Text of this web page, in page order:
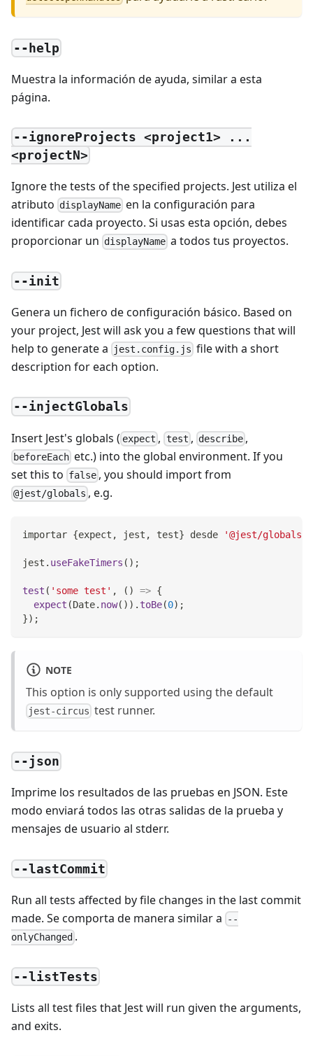
--help
Muestra la información de ayuda, similar a esta
página.
--ignoreProjects <project1> ...
<projectN>
Ignore the tests of the specified projects. Jest utiliza el
atributo displayName en la configuración para
identificar cada proyecto. Si usas esta opción, debes
proporcionar un displayName a todos tus proyectos.
--init
Genera un fichero de configuración básico. Based on
your project, Jest will ask you a few questions that will
help to generate a
jest.config.js file with a short
description for each option.
--injectGlobals
Insert Jest's globals ( expect , test , describe ,
beforeEach etc.) into the global environment. If you
set this to false , you should import from
@jest/globals , e.g.
importar {expect , jest , test} desde '@jest/globals'
jest . useFakeTimers ( ) ;
test ( 'some test' , ( ) => {
expect (Date. now( ) ) . toBe(0) ;
}) ;
NOTE
This option is only supported using the default
jest-circus test runner.
--json
Imprime los resultados de las pruebas en JSON. Este
modo enviará todos las otras salidas de la prueba y
mensajes de usuario al stderr.
--lastCommit
Run all tests affected by file changes in the last commit
made. Se comporta de manera similar a
--
onlyChanged .
--listTests
Lists all test files that Jest will run given the arguments,
and exits.